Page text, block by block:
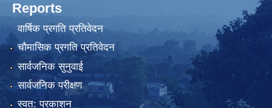
Reports
वार्षिक प्रगति प्रतिवेदन
चौमासिक प्रगति प्रतिवेदन
सार्वजनिक सुनुवाई
सार्वजनिक परीक्षण
स्वत: प्रकाशन